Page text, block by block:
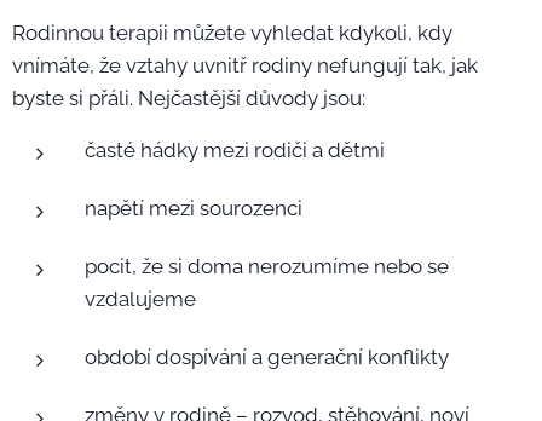
Rodinnou terapii můžete vyhledat kdykoli, kdy
vnímáte, že vztahy uvnitř rodiny nefungují tak, jak
byste si přáli. Nejčastější důvody jsou:
časté hádky mezi rodiči a dětmi
napětí mezi sourozenci
pocit, že si doma nerozumíme nebo se
vzdalujeme
období dospívání a generační konflikty
změny v rodině – rozvod, stěhování, noví